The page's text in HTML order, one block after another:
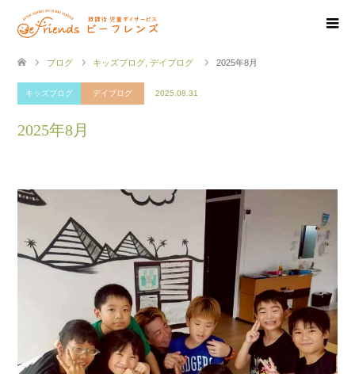
ブログ キッズブログ デイブログ 2025年8月
キッズブログ デイブログ 2025.08.31
2025年8月